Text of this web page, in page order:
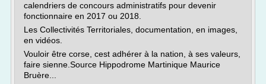
calendriers de concours administratifs pour devenir
fonctionnaire en 2017 ou 2018.
Les Collectivités Territoriales, documentation, en images,
en vidéos.
Vouloir être corse, cest adhérer à la nation, à ses valeurs,
faire sienne.Source Hippodrome Martinique Maurice
Bruère...